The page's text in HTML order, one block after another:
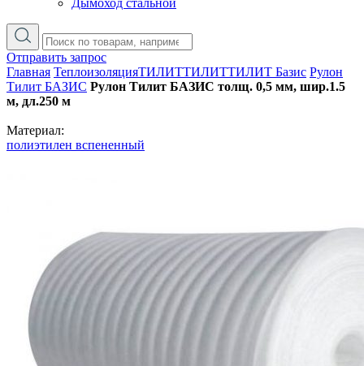
Дымоход стальной
Отправить запрос
Главная ТеплоизоляцияТИЛИТТИЛИТТИЛИТ Базис Рулон
Тилит БАЗИС Рулон Тилит БАЗИС толщ. 0,5 мм, шир.1.5
м, дл.250 м
Материал:
полиэтилен вспененный